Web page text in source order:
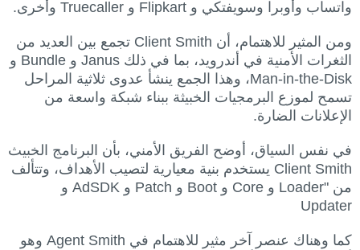
واتساب وأوبرا وسويفتكي و Flipkart و Truecaller وأخرى.
ومن المثير للاهتمام، أن Client Smith تجمع بين العديد من
الثغرات الأمنية في أندرويد، بما في ذلك Janus و Bundle و
Man-in-the-Disk، وهذا الجمع ينشأ عدوى ثلاثية المراحل
تسمح لموزع البرمجيات الخبيثة ببناء شبكة واسعة من
الإعلانات الضارة.
في نفس السياق، أوضح الفريق الأمني، بأن البرنامج الخبيث
Client Smith يستخدم بنية معيارية لتصيب الأهداف، وتتألف
من "Loader و Core و Boot و Patch و AdSDK و
Updater
كما وهناك عنصر آخر مثير للاهتمام في Agent Smith وهو